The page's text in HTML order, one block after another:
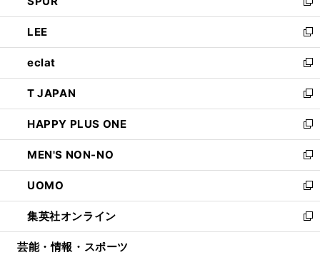
開
く
ウ
で
開
く
ィ
ン
ド
ウ
で
開
く
い
ウ
ィ
ン
ド
ウ
で
開
く
新
し
い
ウ
ィ
ン
ド
ウ
で
開
く
LEE
新
し
い
ウ
ィ
ン
ド
ウ
で
開
く
eclat
新
し
い
ウ
ィ
ン
ド
ウ
で
開
く
T JAPAN
新
し
い
ウ
ィ
ン
ド
ウ
で
開
HAPPY PLUS ONE
新
し
い
ウ
ィ
ン
ド
ウ
MEN'S NON-NO
新
し
い
ウ
ィ
ン
UOMO
新
し
い
ウ
集英社オンライン
新
し
芸能・情報・スポーツ